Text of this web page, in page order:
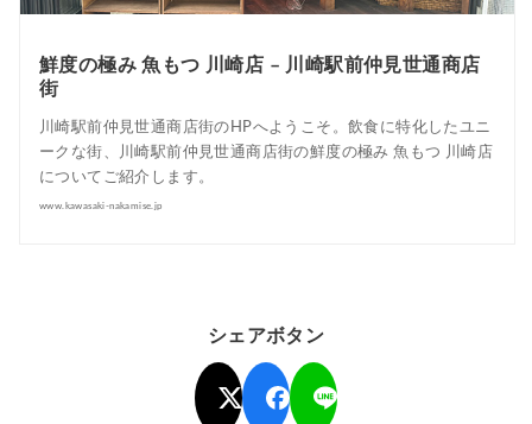
鮮度の極み 魚もつ 川崎店 – 川崎駅前仲見世通商店
街
川崎駅前仲見世通商店街のHPへようこそ。飲食に特化したユニ
ークな街、川崎駅前仲見世通商店街の鮮度の極み 魚もつ 川崎店
についてご紹介します。
www.kawasaki-nakamise.jp
シェアボタン